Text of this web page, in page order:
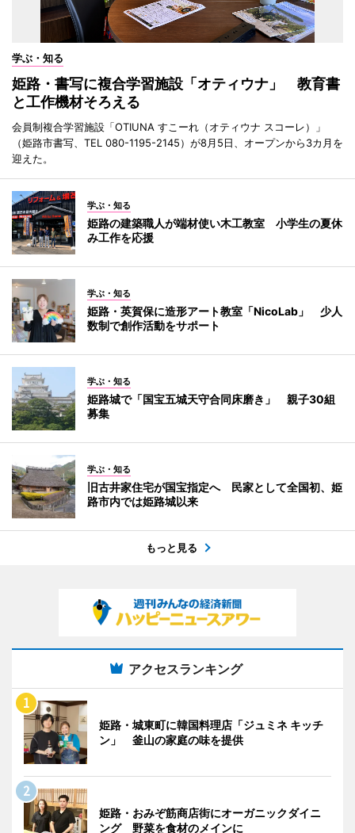
学ぶ・知る
姫路・書写に複合学習施設「オティウナ」 教育書
と工作機材そろえる
会員制複合学習施設「OTIUNA すこーれ（オティウナ スコーレ）」
（姫路市書写、TEL 080-1195-2145）が8月5日、オープンから3カ月を
迎えた。
学ぶ・知る
姫路の建築職人が端材使い木工教室 小学生の夏休
み工作を応援
学ぶ・知る
姫路・英賀保に造形アート教室「NicoLab」 少人
数制で創作活動をサポート
学ぶ・知る
姫路城で「国宝五城天守合同床磨き」 親子30組
募集
学ぶ・知る
旧古井家住宅が国宝指定へ 民家として全国初、姫
路市内では姫路城以来
もっと見る
アクセスランキング
姫路・城東町に韓国料理店「ジュミネ キッチ
ン」 釜山の家庭の味を提供
姫路・おみぞ筋商店街にオーガニックダイニ
ング 野菜を食材のメインに